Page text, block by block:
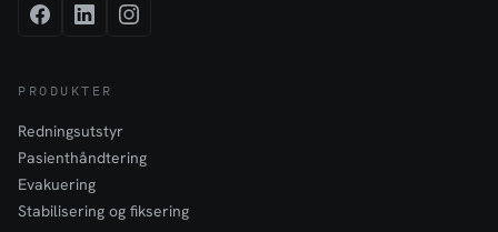
PRODUKTER
Redningsutstyr
Pasienthåndtering
Evakuering
Stabilisering og fiksering